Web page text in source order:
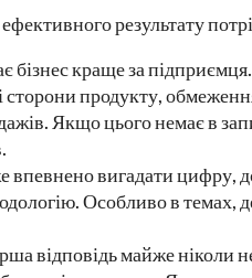
результату
бізнес краще за
сторони продукту,
Якщо цього немає в
вигадати цифру,
Особливо в темах,
відповідь майже ніколи